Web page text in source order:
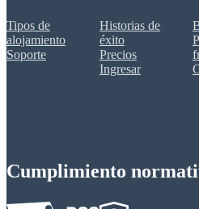
Tipos de
alojamiento
Soporte
Historias de
éxito
Precios
Ingresar
Cumplimiento